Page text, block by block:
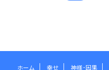
ホーム 幸せ 神様･因果